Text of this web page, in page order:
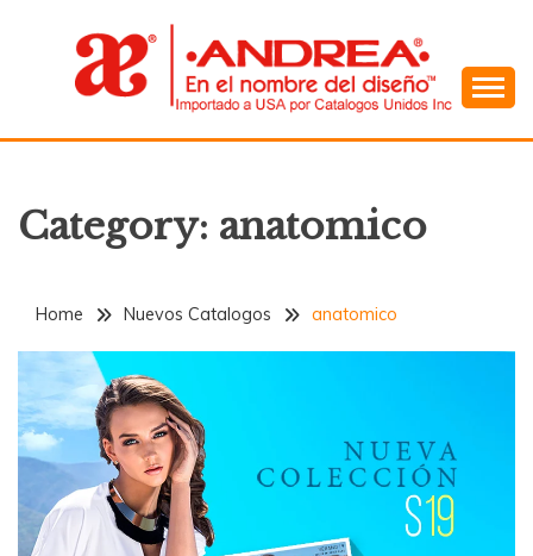
ANDREA
Category: anatomico
Home Nuevos Catalogos anatomico